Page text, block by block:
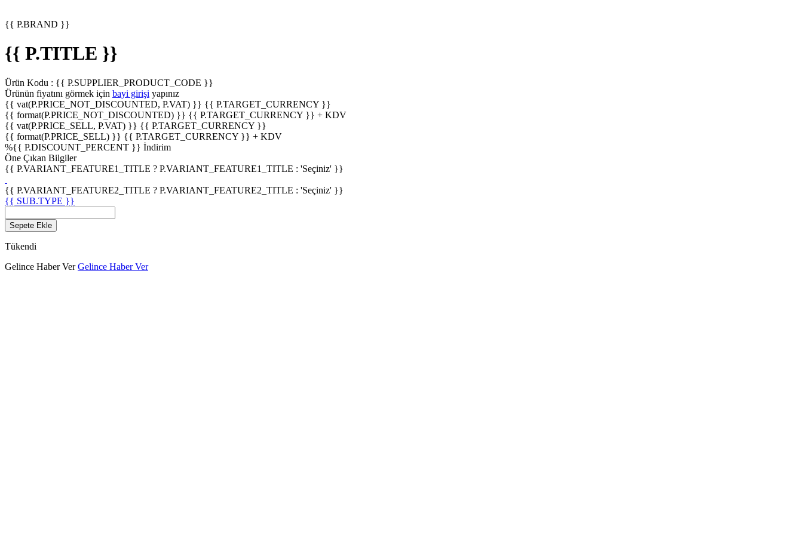
{{ P.BRAND }}
{{ P.TITLE }}
Ürün Kodu : {{ P.SUPPLIER_PRODUCT_CODE }}
Ürünün fiyatını görmek için bayi girişi yapınız
{{ vat(P.PRICE_NOT_DISCOUNTED, P.VAT) }} {{ P.TARGET_CURRENCY }}
{{ format(P.PRICE_NOT_DISCOUNTED) }} {{ P.TARGET_CURRENCY }} + KDV
{{ vat(P.PRICE_SELL, P.VAT) }} {{ P.TARGET_CURRENCY }}
{{ format(P.PRICE_SELL) }} {{ P.TARGET_CURRENCY }} + KDV
%{{ P.DISCOUNT_PERCENT }} İndirim
Öne Çıkan Bilgiler
{{ P.VARIANT_FEATURE1_TITLE ? P.VARIANT_FEATURE1_TITLE : 'Seçiniz' }}
{{ P.VARIANT_FEATURE2_TITLE ? P.VARIANT_FEATURE2_TITLE : 'Seçiniz' }}
{{ SUB.TYPE }}
Sepete Ekle
Tükendi
Gelince Haber Ver Gelince Haber Ver